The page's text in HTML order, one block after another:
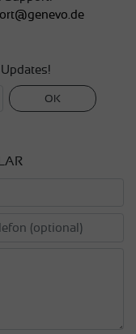
OK